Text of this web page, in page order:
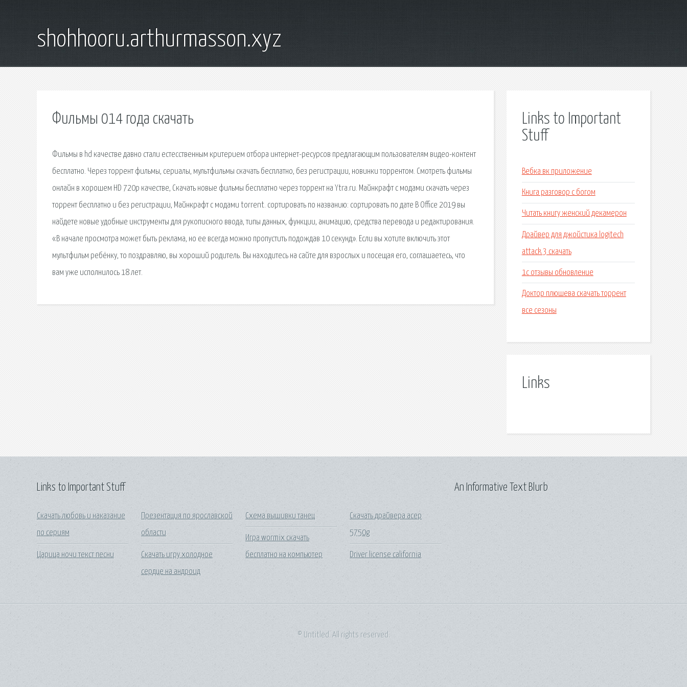
shohhooru.arthurmasson.xyz
Фильмы 014 года скачать
Фильмы в hd качестве давно стали естесственным критерием отбора интернет-ресурсов предлагающим пользователям видео-контент
бесплатно. Через торрент фильмы, сериалы, мультфильмы скачать бесплатно, без регистрации, новинки торрентом. Смотреть фильмы
онлайн в хорошем HD 720p качестве, Скачать новые фильмы бесплатно через торрент на Ytra.ru. Майнкрафт с модами скачать через
торрент бесплатно и без регистрации, Майнкрафт с модами torrent. сортировать по названию: сортировать по дате В Office 2019 вы
найдете новые удобные инструменты для рукописного ввода, типы данных, функции, анимацию, средства перевода и редактирования.
«В начале просмотра может быть реклама, но ее всегда можно пропустить подождав 10 секунд». Если вы хотите включить этот
мультфильм ребёнку, то поздравляю, вы хороший родитель. Вы находитесь на сайте для взрослых и посещая его, соглашаетесь, что
вам уже исполнилось 18 лет.
Links to Important
Stuff
Вебка вк приложение
Книга разговор с богом
Читать книгу женский декамерон
Драйвер для джойстика logitech
attack 3 скачать
1с отзывы обновление
Доктор плюшева скачать торрент
все сезоны
Links
Links to Important Stuff
Скачать любовь и наказание
по сериям
Царица ночи текст песни
Презентация по ярославской
области
Скачать игру холодное
сердце на андроид
Схема вышивки танец
Игра wormix скачать
бесплатно на компьютер
Скачать драйвера асер
5750g
Driver license california
An Informative Text Blurb
© Untitled. All rights reserved.